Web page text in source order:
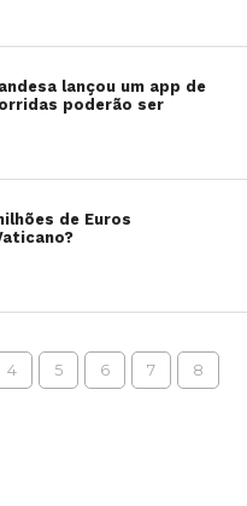
lançou um app de
poderão ser
de Euros
4 5 6 7 8